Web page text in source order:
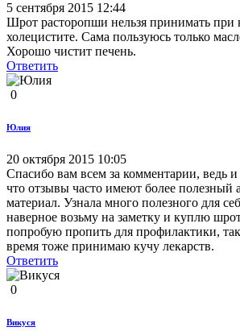
5 сентября 2015 12:44
Шрот расторопши нельзя принимать при
холецистите. Сама пользуюсь только
Хорошо чистит печень.
Ответить
0
Юлия
20 октября 2015 10:05
Спасибо вам всем за комментарии, ведь и
что отзывы часто имеют более полезный
материал. Узнала много полезного для
наверное возьму на заметку и куплю
попробую пропить для профилактики,
время тоже принимаю кучу лекарств.
Ответить
0
Викуся